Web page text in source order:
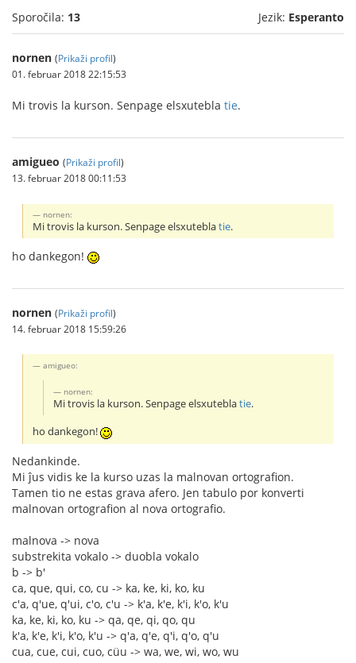
Sporočila: 13 Jezik: Esperanto
nornen (Prikaži profil)
01. februar 2018 22:15:53
Mi trovis la kurson. Senpage elsxutebla tie.
amigueo (Prikaži profil)
13. februar 2018 00:11:53
nornen:
Mi trovis la kurson. Senpage elsxuteblatie.
ho dankegon!
nornen (Prikaži profil)
14. februar 2018 15:59:26
amigueo:
nornen:
Mi trovis la kurson. Senpage elsxuteblatie.
ho dankegon!
Nedankinde.
Mi ĵus vidis ke la kurso uzas la malnovan ortografion.
Tamen tio ne estas grava afero. Jen tabulo por konverti
malnovan ortografion al nova ortografio.
malnova -> nova
substrekita vokalo -> duobla vokalo
b -> b'
ca, que, qui, co, cu -> ka, ke, ki, ko, ku
c'a, q'ue, q'ui, c'o, c'u -> k'a, k'e, k'i, k'o, k'u
ka, ke, ki, ko, ku -> qa, qe, qi, qo, qu
k'a, k'e, k'i, k'o, k'u -> q'a, q'e, q'i, q'o, q'u
cua, cue, cui, cuo, cüu -> wa, we, wi, wo, wu